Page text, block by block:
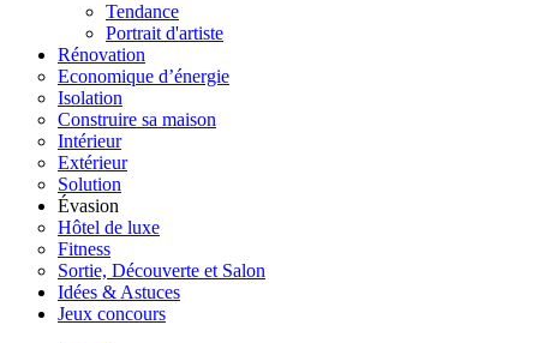
Tendance
Portrait d'artiste
Rénovation
Economique d’énergie
Isolation
Construire sa maison
Intérieur
Extérieur
Solution
Évasion
Hôtel de luxe
Fitness
Sortie, Découverte et Salon
Idées & Astuces
Jeux concours